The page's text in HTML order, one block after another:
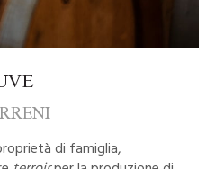
di famiglia,